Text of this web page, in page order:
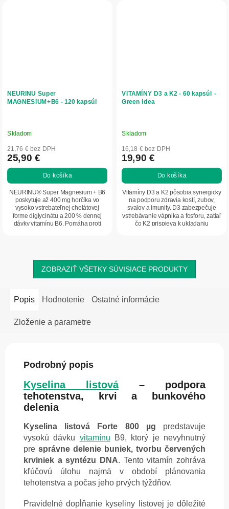
NEURINU Super
MAGNESIUM+B6 - 120 kapsúl
Skladom
21,76 € bez DPH
25,90 €
Do košíka
NEURINU® Super Magnesium + B6
poskytuje až 400 mg horčíka vo
vysoko vstrebateľnej chelátovej
forme diglycinátu a 200 % dennej
dávky vitamínu B6. Pomáha proti
VITAMÍNY D3 a K2 - 60 kapsúl -
Green idea
Skladom
16,18 € bez DPH
19,90 €
Do košíka
Vitamíny D3 a K2 pôsobia synergicky
na podporu zdravia kostí, zubov,
svalov a imunity. D3 zabezpečuje
vstrebávanie vápnika a fosforu, zatiaľ
čo K2 prispieva k ukladaniu
ZOBRAZIŤ VŠETKY SÚVISIACE PRODUKTY
Popis Hodnotenie Ostatné informácie
Zloženie a parametre
Podrobný popis
Kyselina listová– podpora
tehotenstva, krvi a bunkového
delenia
Kyselina listová Forte 800 µg predstavuje
vysokú dávku vitamínu B9, ktorý je nevyhnutný
pre správne delenie buniek, tvorbu červených
krviniek a syntézu DNA. Tento vitamín zohráva
kľúčovú úlohu najmä v období plánovania
tehotenstva a počas jeho prvých týždňov.
Pravidelné dopĺňanie kyseliny listovej je dôležité